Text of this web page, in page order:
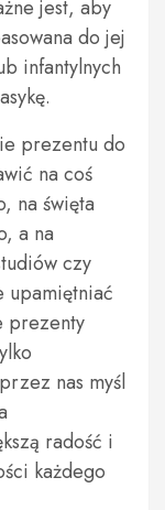
jest, aby
do jej
infantylnych
prezentu do
na coś
na święta
a na
czy
upamiętniać
prezenty
nas myśl
radość i
każdego